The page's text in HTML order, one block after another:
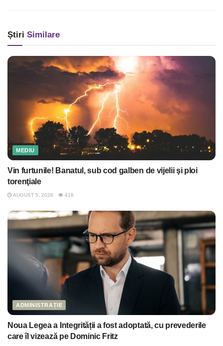
Știri Similare
MEDIU
Vin furtunile! Banatul, sub cod galben de vijelii şi ploi
torenţiale
AUGUST 5, 2026 416
ADMINISTRAȚIE
Noua Legea a Integrității a fost adoptată, cu prevederile
care îl vizează pe Dominic Fritz